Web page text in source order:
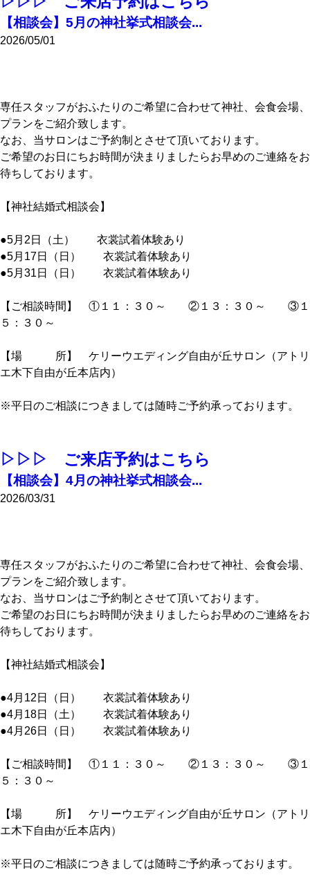
【相談会】5月の神社挙式相談会...
2026/05/01
専任スタッフがおふたりのご希望に合わせて神社、会食会場、
プランをご紹介致します。
なお、当サロンはご予約制とさせて頂いております。
ご希望のお日にちお時間が決まりましたらお早めのご連絡をお
待ちしております。
【神社結婚式相談会】
●5月2日（土） 衣裳試着体験あり
●5月17日（日） 衣裳試着体験あり
●5月31日（日） 衣裳試着体験あり
【ご相談時間】 ①１１：３０～ ②１３：３０～ ③１
５：３０～
【場 所】 ケリーウエディング自由が丘サロン（アトリ
エ木下自由が丘本店内）
※平日のご相談につきましては随時ご予約承っております。
▷▷▷ ご来店予約はこちら
【相談会】4月の神社挙式相談会...
2026/03/31
専任スタッフがおふたりのご希望に合わせて神社、会食会場、
プランをご紹介致します。
なお、当サロンはご予約制とさせて頂いております。
ご希望のお日にちお時間が決まりましたらお早めのご連絡をお
待ちしております。
【神社結婚式相談会】
●4月12日（日） 衣裳試着体験あり
●4月18日（土） 衣裳試着体験あり
●4月26日（日） 衣裳試着体験あり
【ご相談時間】 ①１１：３０～ ②１３：３０～ ③１
５：３０～
【場 所】 ケリーウエディング自由が丘サロン（アトリ
エ木下自由が丘本店内）
※平日のご相談につきましては随時ご予約承っております。